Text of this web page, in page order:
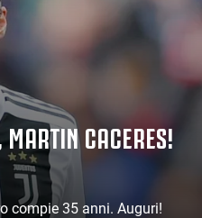
CACERES!
compie 35 anni. Auguri!